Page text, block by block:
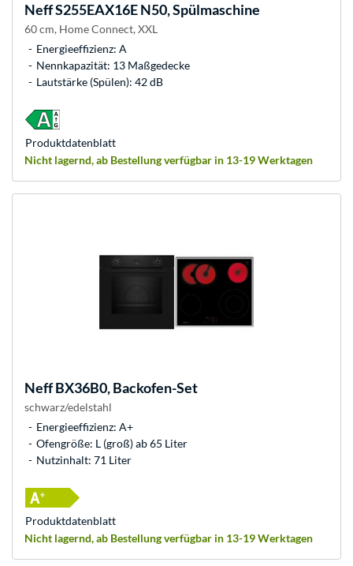
NeffS255EAX16E N50, Spülmaschine
60 cm, Home Connect, XXL
Energieeffizienz: A
Nennkapazität: 13 Maßgedecke
Lautstärke (Spülen): 42 dB
Nicht lagernd, ab Bestellung verfügbar in 13-19 Werktagen
Produkt­datenblatt
NeffBX36B0, Backofen-Set
schwarz/edelstahl
Energieeffizienz: A+
Ofengröße: L (groß) ab 65 Liter
Nutzinhalt: 71 Liter
Nicht lagernd, ab Bestellung verfügbar in 13-19 Werktagen
Produkt­datenblatt